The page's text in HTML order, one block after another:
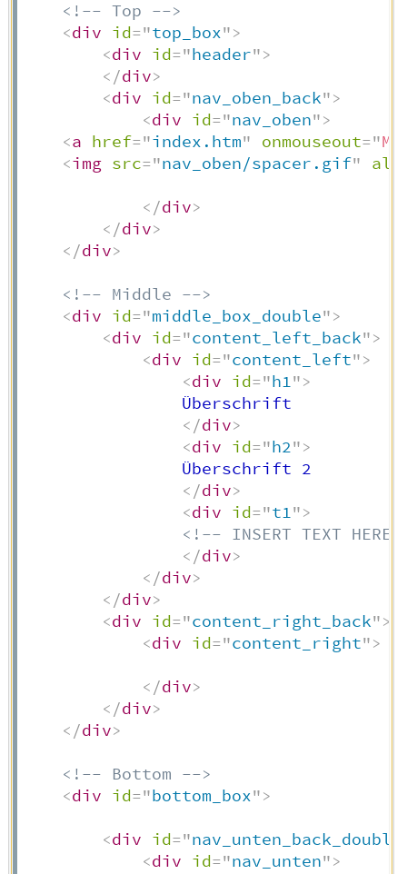
<!-- Top -->
<div id="top_box">
<div id="header">
</div>
<div id="nav_oben_back">
<div id="nav_oben">
<a href="index.htm" onmouseout="
<img src="nav_oben/spacer.gif" alt
</div>
</div>
</div>
<!-- Middle -->
<div id="middle_box_double">
<div id="content_left_back">
<div id="content_left">
<div id="h1">
                Überschrift
</div>
<div id="h2">
                Überschrift 2
</div>
<div id="t1">
<!-- INSERT TEXT HERE
</div>
</div>
</div>
<div id="content_right_back">
<div id="content_right">
</div>
</div>
</div>
<!-- Bottom -->
<div id="bottom_box">
<div id="nav_unten_back_double
<div id="nav_unten">